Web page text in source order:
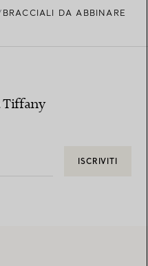
BRACCIALI DA ABBINARE
Tiffany
ISCRIVITI